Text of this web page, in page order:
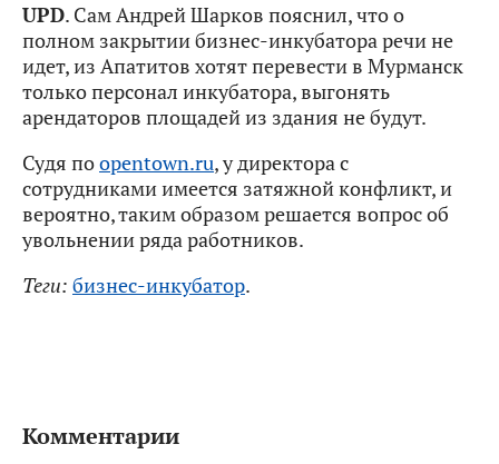
UPD. Сам Андрей Шарков пояснил, что о
полном закрытии бизнес-инкубатора речи не
идет, из Апатитов хотят перевести в Мурманск
только персонал инкубатора, выгонять
арендаторов площадей из здания не будут.
Судя поopentown.ru, у директора с
сотрудниками имеется затяжной конфликт, и
вероятно, таким образом решается вопрос об
увольнении ряда работников.
Теги: бизнес-инкубатор.
Комментарии